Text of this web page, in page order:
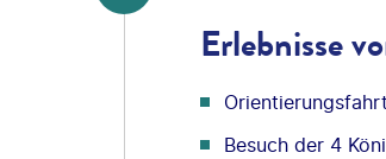
Erlebnisse
Besuch der 4